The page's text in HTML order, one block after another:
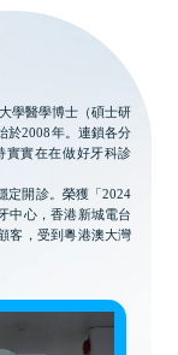
學醫學博士（碩士研
於2008年。連鎖各分
實實在在做好牙科診
定開診。榮獲「2024
中心，香港新城電台
客，受到粵港澳大灣